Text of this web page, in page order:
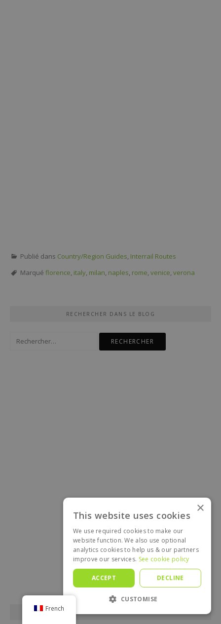
Publié dans Country/Region Guides, Interrail Routes
Marqué florence, italy, milan, naples, rome, venice, verona
RECHERCHER DANS LE BLOG
French
×
This website uses cookies
We use required cookies to make our
website function. We also use optional
analytics cookies to help us & our partners
improve our services. See cookie policy
ACCEPT DECLINE
CUSTOMISE